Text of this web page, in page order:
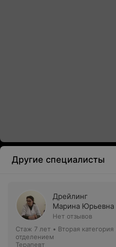
Другие специалисты
Дрейлинг
Марина Юрьевна
Нет отзывов
Стаж 7 лет • Вторая категория
отделением
Терапевт